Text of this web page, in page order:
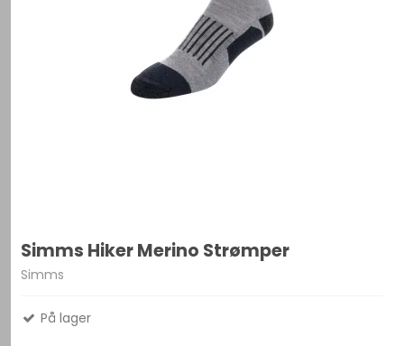
Simms Hiker Merino Strømper
Simms
På lager